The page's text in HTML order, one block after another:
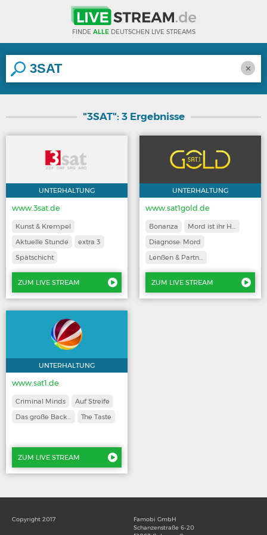
FINDE ALLEDEUTSCHEN LIVE STREAMS
×
"3SAT": 3 Ergebnisse
UNTERHALTUNG
www.3sat.de
Kunst & Krempel
Aktuelle Stunde
extra 3
Spätschicht
ZUM LIVE STREAM
UNTERHALTUNG
www.sat1gold.de
Bonanza
Mord ist ihr H…
Diagnose: Mord
Lenßen & Partn…
ZUM LIVE STREAM
UNTERHALTUNG
www.sat1.de
Criminal Minds
Auf Streife
Das große Back…
The Taste
ZUM LIVE STREAM
Copyright 2017
Famobi GmbH
Schanzenstraße 6-20